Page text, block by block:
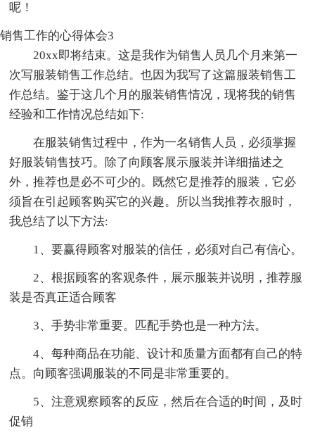
呢！
销售工作的心得体会3
20xx即将结束。这是我作为销售人员几个月来第一
次写服装销售工作总结。也因为我写了这篇服装销售工
作总结。鉴于这几个月的服装销售情况，现将我的销售
经验和工作情况总结如下:
在服装销售过程中，作为一名销售人员，必须掌握
好服装销售技巧。除了向顾客展示服装并详细描述之
外，推荐也是必不可少的。既然它是推荐的服装，它必
须旨在引起顾客购买它的兴趣。所以当我推荐衣服时，
我总结了以下方法:
1、要赢得顾客对服装的信任，必须对自己有信心。
2、根据顾客的客观条件，展示服装并说明，推荐服
装是否真正适合顾客
3、手势非常重要。匹配手势也是一种方法。
4、每种商品在功能、设计和质量方面都有自己的特
点。向顾客强调服装的不同是非常重要的。
5、注意观察顾客的反应，然后在合适的时间，及时
促销